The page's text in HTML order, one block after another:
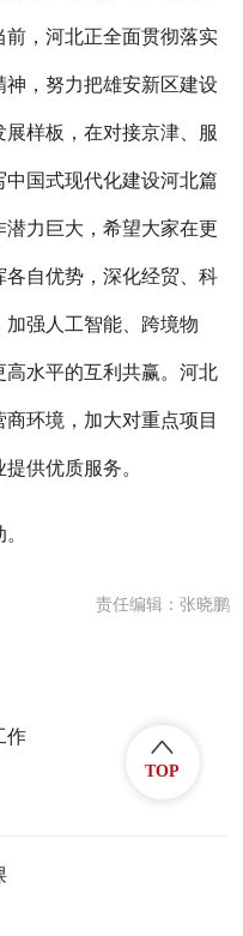
，河北正全面贯彻落实
，努力把雄安新区建设
样板，在对接京津、服
国式现代化建设河北篇
力巨大，希望大家在更
自优势，深化经贸、科
强人工智能、跨境物
水平的互利共赢。河北
环境，加大对重点项目
供优质服务。
责任编辑：张晓鹏
作
TOP